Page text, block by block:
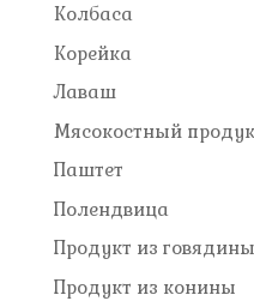
Колбаса
Корейка
Лаваш
Мясокостный
Паштет
Полендвица
Продукт из говядины
Продукт из конины